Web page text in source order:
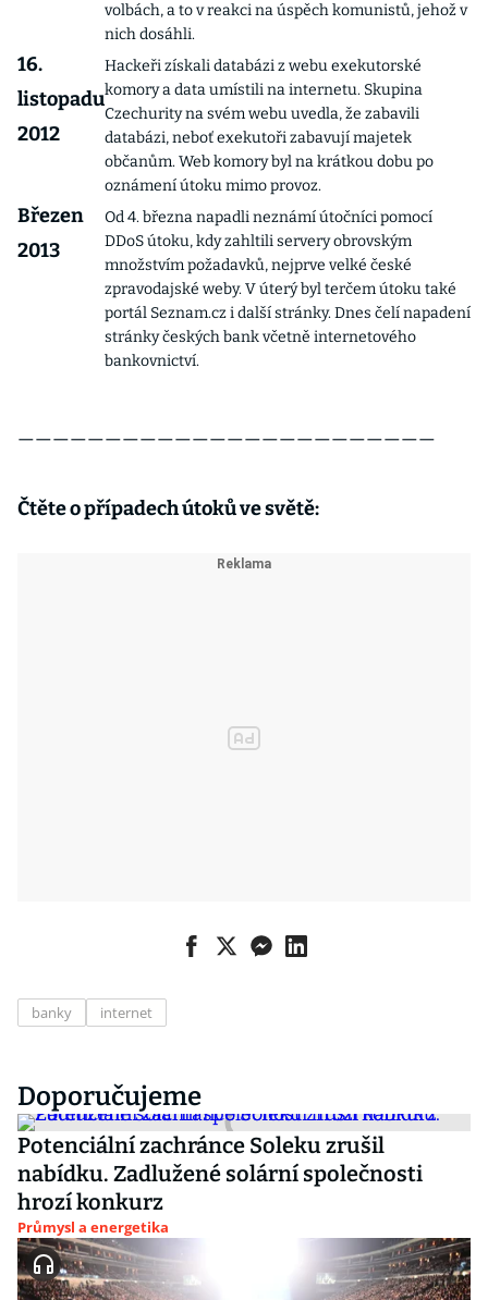
volbách, a to v reakci na úspěch komunistů, jehož v
nich dosáhli.
16.
listopadu
2012
Hackeři získali databázi z webu exekutorské
komory a data umístili na internetu. Skupina
Czechurity na svém webu uvedla, že zabavili
databázi, neboť exekutoři zabavují majetek
občanům. Web komory byl na krátkou dobu po
oznámení útoku mimo provoz.
Březen
2013
Od 4. března napadli neznámí útočníci pomocí
DDoS útoku, kdy zahltili servery obrovským
množstvím požadavků, nejprve velké české
zpravodajské weby. V úterý byl terčem útoku také
portál Seznam.cz i další stránky. Dnes čelí napadení
stránky českých bank včetně internetového
bankovnictví.
————————————————————————
Čtěte o případech útoků ve světě:
banky internet
Doporučujeme
Potenciální zachránce Soleku zrušil
nabídku. Zadlužené solární společnosti
hrozí konkurz
Průmysl a energetika